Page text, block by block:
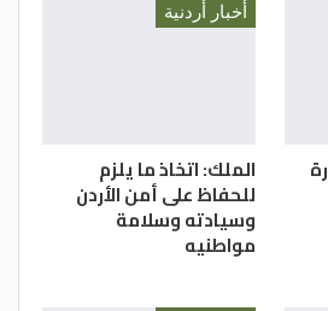
أخبار أردنية
الملك: اتخاذ ما يلزم
للحفاظ على أمن الأردن
وسيادته وسلامة
مواطنيه